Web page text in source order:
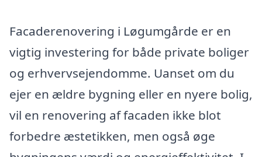
Facaderenovering i Løgumgårde er en
vigtig investering for både private boliger
og erhvervsejendomme. Uanset om du
ejer en ældre bygning eller en nyere bolig,
vil en renovering af facaden ikke blot
forbedre æstetikken, men også øge